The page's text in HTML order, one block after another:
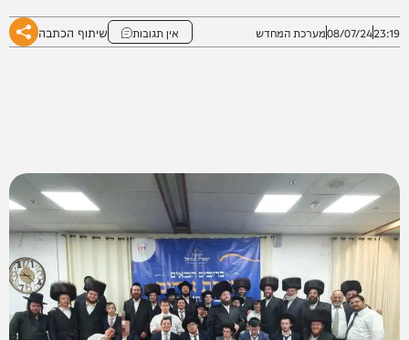
23:19
08/07/24מערכת המחדש אין תגובות שיתוף הכתבה